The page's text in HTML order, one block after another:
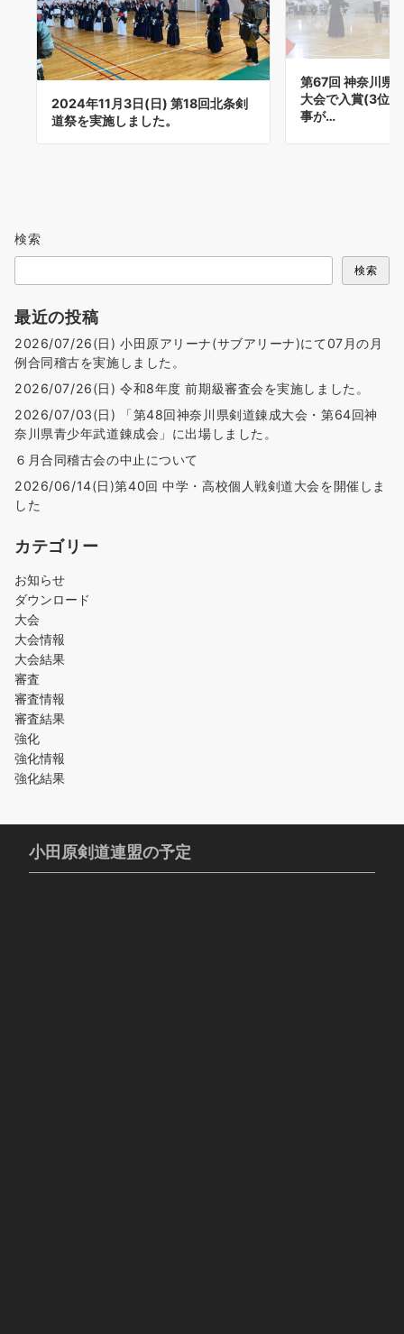
2024年11月3日(日) 第18回北条剣
道祭を実施しました。
第67回 神奈川県
大会で入賞(3位)
事が…
検索
検索
最近の投稿
2026/07/26(日) 小田原アリーナ(サブアリーナ)にて07月の月
例合同稽古を実施しました。
2026/07/26(日) 令和8年度 前期級審査会を実施しました。
2026/07/03(日) 「第48回神奈川県剣道錬成大会・第64回神
奈川県青少年武道錬成会」に出場しました。
６月合同稽古会の中止について
2026/06/14(日)第40回 中学・高校個人戦剣道大会を開催しま
した
カテゴリー
お知らせ
ダウンロード
大会
大会情報
大会結果
審査
審査情報
審査結果
強化
強化情報
強化結果
小田原剣道連盟の予定